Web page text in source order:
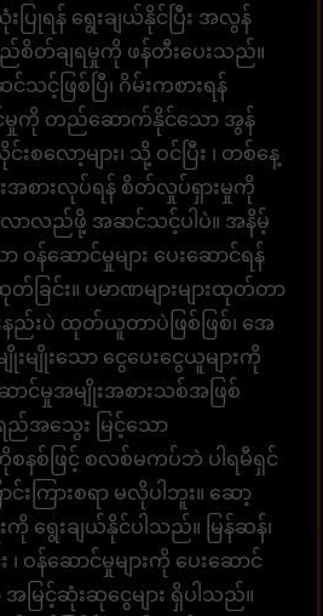
ြုရန် ရွေးချယ်နိုင်ပြီး အလွန်
စိတ်ချရမှုကို ဖန်တီးပေးသည်။
သင့်ဖြစ်ပြီ၊ ဂိမ်းကစားရန်
ြင်မှုကို တည်ဆောက်နိုင်သော အွန်
းစလော့များ၊ သို့ ဝင်ပြီး ၊ တစ်နေ့
းအစားလုပ်ရန် စိတ်လှုပ်ရှားမှုကို
လာလည်ဖို့ အဆင်သင့်ပါပဲ။ အနိမ့်
ဝန်ဆောင်မှုများ ပေးဆောင်ရန်
င်း။ ပမာဏများများထုတ်တာ
နည်းပဲ ထုတ်ယူတာပဲဖြစ်ဖြစ်၊ အေ
ျိုးသော ငွေပေးငွေယူများကို
ာင်မှုအမျိုးအစားသစ်အဖြစ်
အသွေး မြင့်သော
စ်ဖြင့် စလစ်မကပ်ဘဲ ပါရမီရှင်
ကြားစရာ မလိုပါဘူး။ ဆော့
ကို ရွေးချယ်နိုင်ပါသည်။ မြန်ဆန်၊
၊ ဝန်ဆောင်မှုများကို ပေးဆောင်
မြင့်ဆုံးဆုငွေများ ရှိပါသည်။